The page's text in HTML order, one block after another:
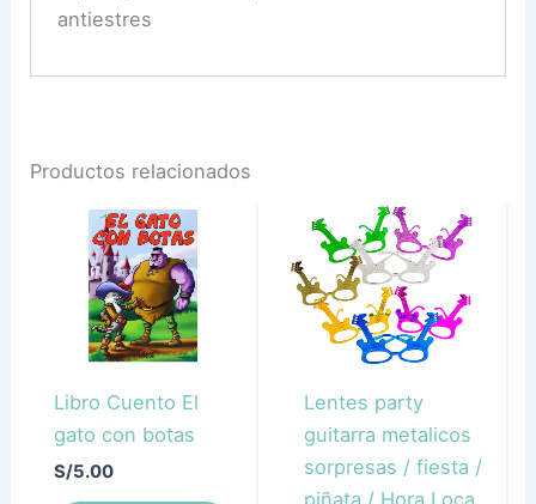
antiestres
Productos relacionados
Libro Cuento El
gato con botas
S/5.00
Lentes party
guitarra metalicos
sorpresas / fiesta /
piñata / Hora Loca